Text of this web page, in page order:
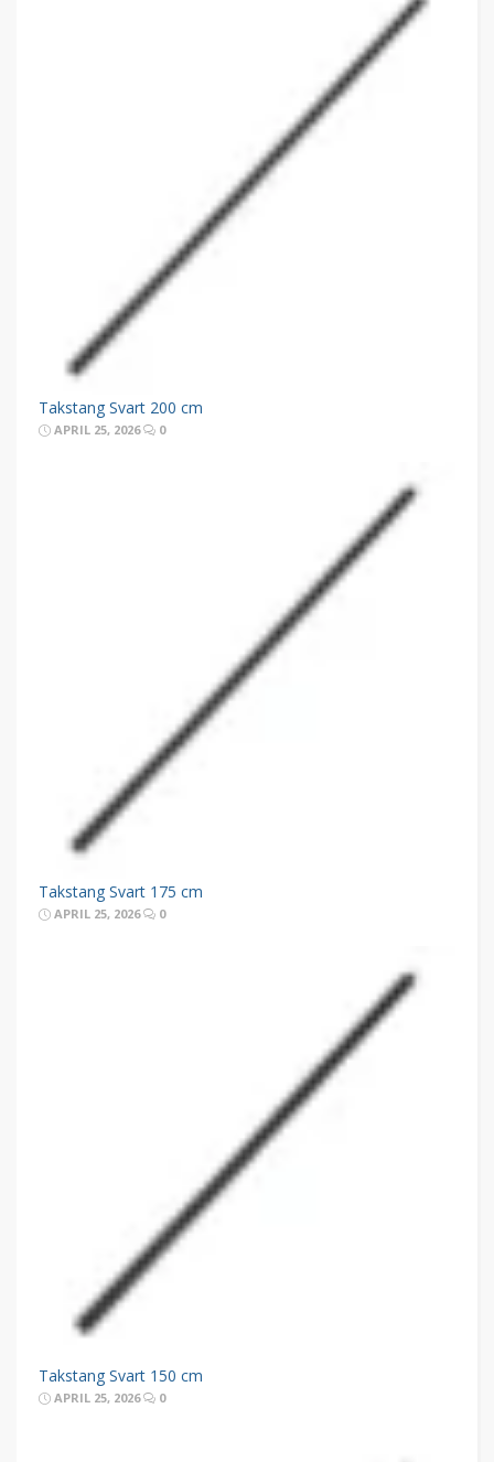
Takstang Svart 200 cm
APRIL 25, 2026 0
Takstang Svart 175 cm
APRIL 25, 2026 0
Takstang Svart 150 cm
APRIL 25, 2026 0